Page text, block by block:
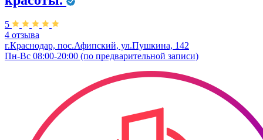
5
4 отзыва
г.Краснодар, пос.Афипский, ул.Пушкина, 142
Пн-Вс 08:00-20:00 (по предварительной записи)